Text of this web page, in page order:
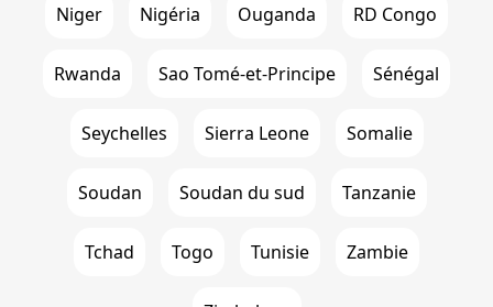
Niger Nigéria Ouganda RD Congo
Rwanda Sao Tomé-et-Principe Sénégal
Seychelles Sierra Leone Somalie
Soudan Soudan du sud Tanzanie
Tchad Togo Tunisie Zambie